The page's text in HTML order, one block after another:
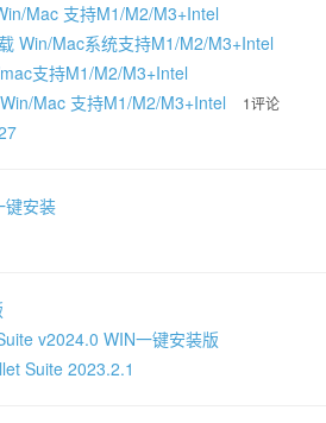
Mac 支持M1/M2/M3+Intel
Win/Mac系统支持M1/M2/M3+Intel
支持M1/M2/M3+Intel
Mac 支持M1/M2/M3+Intel 1评论
键安装
v2024.0 WIN一键安装版
Suite 2023.2.1